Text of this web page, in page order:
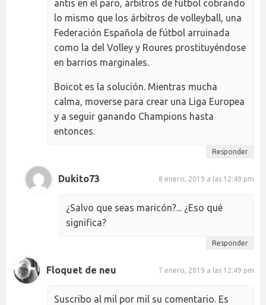
antis en el paro, árbitros de fútbol cobrando
lo mismo que los árbitros de volleyball, una
Federación Española de fútbol arruinada
como la del Volley y Roures prostituyéndose
en barrios marginales.
Boicot es la solución. Mientras mucha
calma, moverse para crear una Liga Europea
y a seguir ganando Champions hasta
entonces.
Responder
Dukito73 8 enero, 2019 a las 12:49 pm
¿Salvo que seas maricón?... ¿Eso qué
significa?
Responder
Floquet de neu 7 enero, 2019 a las 12:49 pm
Suscribo al mil por mil su comentario. Es